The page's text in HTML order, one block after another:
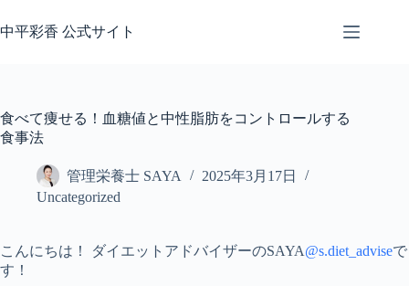
ン
ス
キ
中平彩香 公式サイト
食べて痩せる！血糖値と中性脂肪をコントロールする
食事法
管理栄養士 SAYA
2025年3月17日
Uncategorized
こんにちは！ ダイエットアドバイザーのSAYA@s.diet_adviseで
す！